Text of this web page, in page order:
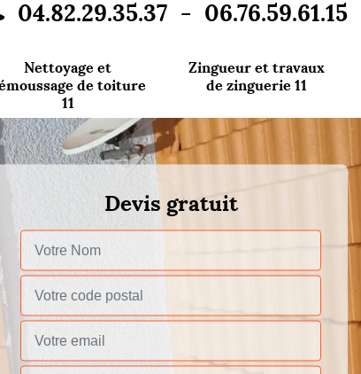
04.82.29.35.37 - 06.76.59.61.15
Nettoyage et
de toiture
11
Zingueur et travaux
de zinguerie 11
Devis gratuit